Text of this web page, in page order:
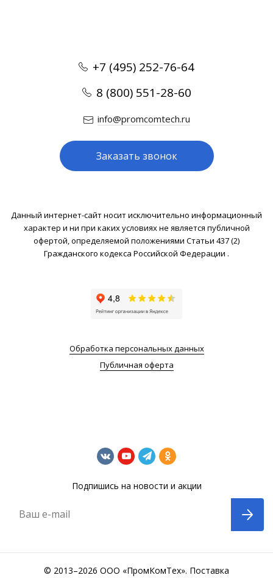
+7 (495) 252-76-64
8 (800) 551-28-60
info@promcomtech.ru
Заказать звонок
Данный интернет-сайт носит исключительно информационный
характер и ни при каких условиях не является публичной
офертой, определяемой положениями Статьи 437 (2)
Гражданского кодекса Российской Федерации .
Обработка персональных данных
Публичная оферта
Подпишись на новости и акции
Ваш e-mail
© 2013–2026 ООО «ПромКомТех». Поставка